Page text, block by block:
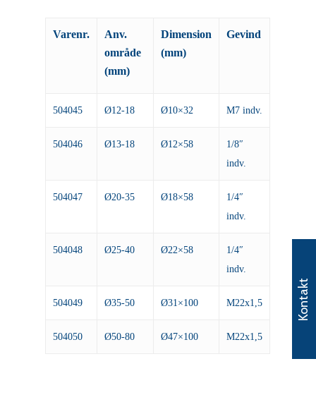
Varenr.
Anv.
område
(mm)
Dimension
(mm)
Gevind
504045 Ø12-18 Ø10×32 M7 indv.
504046 Ø13-18 Ø12×58
1/8″
indv.
504047 Ø20-35 Ø18×58
1/4″
indv.
504048 Ø25-40 Ø22×58
1/4″
indv.
504049 Ø35-50 Ø31×100 M22x1,5
504050 Ø50-80 Ø47×100 M22x1,5
Kontakt